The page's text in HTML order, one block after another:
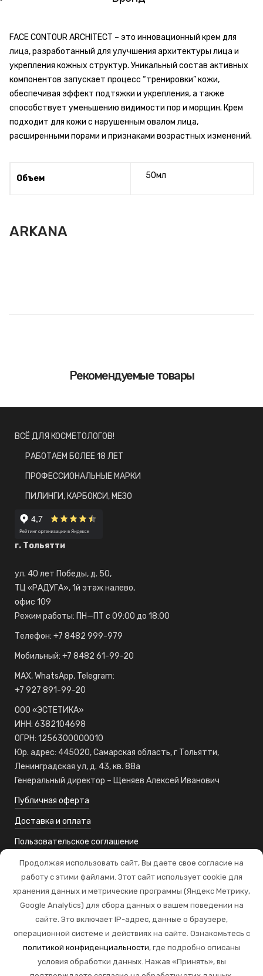
FACE CONTOUR ARCHITECT – это инновационный крем для
лица, разработанный для улучшения архитектуры лица и
укрепления кожных структур. Уникальный состав активных
компонентов запускает процесс “тренировки” кожи,
обеспечивая эффект подтяжки и укрепления, а также
способствует уменьшению видимости пор и морщин. Крем
подходит для кожи с нарушенным овалом лица,
расширенными порами и признаками возрастных изменений.
Объем 50мл
ARKANA
Рекомендуемые товары
ВСЁ ДЛЯ КОСМЕТОЛОГОВ!
РАБОТАЕМ БОЛЕЕ 18 ЛЕТ
ПРОФЕССИОНАЛЬНЫЕ МАРКИ
ПИЛИНГИ, КАРБОКСИ, МЕЗО
г. Тольятти
ул. 40 лет Победы, д. 50,
ТЦ «РАДУГА», 1й этаж налево,
офис 109
Режим работы: ПН—ПТ с 09:00 до 18:00
Телефон: +7 8482 999-979
Мобильный: +7 8482 61-99-20
МAX, WhatsApp, Telegram:
+7 927 891-99-20
ООО «ЭСТЕТИКА»
ИНН: 6382104698
ОГРН: 1256300000010
Юр. адрес: 445020, Самарская область, г Тольятти,
Ленинградская ул, д. 43, кв. 88а
Генеральный директор – Щеняев Алексей Иванович
Публичная оферта
Доставка и оплата
Пользовательское соглашение
Политика возврата и обмена
Политика конфиденциальности
Продолжая использовать сайт, Вы даете свое согласие на
работу с этими файлами. Этот сайт использует cookie для
хранения данных и метрические программы (Яндекс Метрику,
Google Analytics) для сбора данных о вашем поведении на
сайте. Это включает IP-адрес, данные о браузере,
операционной системе и действиях на сайте. Ознакомьтесь с
политикой конфиденциальности, где подробно описаны
условия обработки данных. Нажав «Принять», вы